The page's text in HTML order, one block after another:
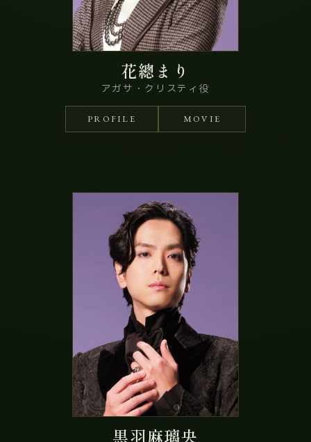
花總まり
アガサ・クリスティ役
PROFILE MOVIE
黒羽麻璃央